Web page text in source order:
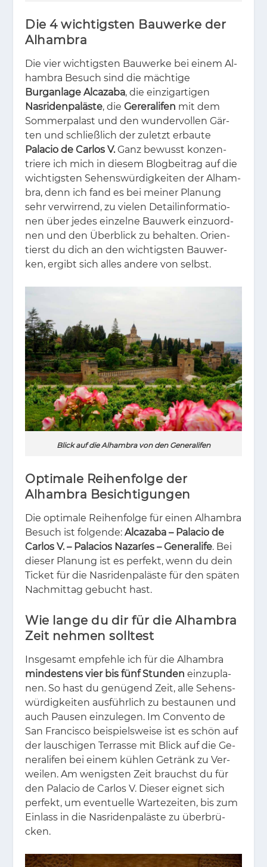
Die 4 wichtigsten Bauwerke der
Alhambra
Die vier wich­tigs­ten Bau­wer­ke bei ei­nem Al­
ham­bra Be­such sind die mäch­ti­ge
Burganlage Alcazaba, die ein­zig­ar­ti­gen
Nasridenpaläste, dieGereralifen mit dem
Som­mer­pa­last und den wun­der­vol­len Gär­
ten und schließ­lich der zu­letzt er­bau­te
Palacio de Carlos V.Ganz be­wusst kon­zen­
trie­re ich mich in die­sem Blog­bei­trag auf die
wich­tigs­ten Se­hens­wür­dig­kei­ten der Al­ham­
bra, denn ich fand es bei mei­ner Pla­nung
sehr ver­wir­rend, zu vie­len De­tail­in­for­ma­tio­
nen über je­des ein­zel­ne Bau­werk ein­zu­ord­
nen und den Über­blick zu be­hal­ten. Ori­en­
tierst du dich an den wich­tigs­ten Bau­wer­
ken, er­gibt sich al­les an­de­re von selbst.
Blick auf die Alhambra von den Generalifen
Optimale Reihenfolge der
Alhambra Besichtigungen
Die op­ti­ma­le Rei­hen­fol­ge für ei­nen Al­ham­bra
Be­such ist fol­gen­de:Alcazaba – Palacio de
Carlos V. – Palacios Nazaríes – Generalife. Bei
die­ser Pla­nung ist es per­fekt, wenn du dein
Ti­cket für die Nas­ri­den­pa­läs­te für den spä­ten
Nach­mit­tag ge­bucht hast.
Wie lange du dir für die Alhambra
Zeit nehmen solltest
Ins­ge­samt emp­feh­le ich für die Al­ham­bra
mindestens vier bis fünf Stunden ein­zu­pla­
nen. So hast du ge­nü­gend Zeit, alle Se­hens­
wür­dig­kei­ten aus­führ­lich zu be­stau­nen und
auch Pau­sen ein­zu­le­gen. Im Con­ven­to de
San Fran­cis­co bei­spiels­wei­se ist es schön auf
der lau­schi­gen Ter­ras­se mit Blick auf die Ge­
ne­ra­li­fen bei ei­nem küh­len Ge­tränk zu Ver­
wei­len. Am we­nigs­ten Zeit brauchst du für
den Pa­la­cio de Car­los V. Die­ser eig­net sich
per­fekt, um even­tu­el­le War­te­zei­ten, bis zum
Ein­lass in die Nas­ri­den­pa­läs­te zu über­brü­
cken.